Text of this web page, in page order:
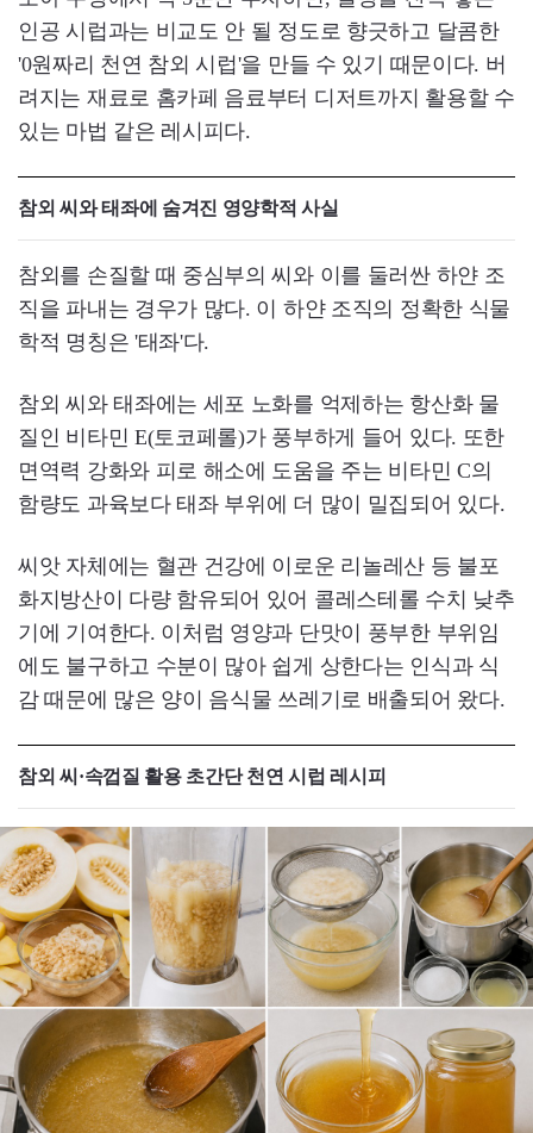
인공 시럽과는 비교도 안 될 정도로 향긋하고 달콤한
'0원짜리 천연 참외 시럽'을 만들 수 있기 때문이다. 버
려지는 재료로 홈카페 음료부터 디저트까지 활용할 수
있는 마법 같은 레시피다.
참외 씨와 태좌에 숨겨진 영양학적 사실
참외를 손질할 때 중심부의 씨와 이를 둘러싼 하얀 조
직을 파내는 경우가 많다. 이 하얀 조직의 정확한 식물
학적 명칭은 '태좌'다.
참외 씨와 태좌에는 세포 노화를 억제하는 항산화 물
질인 비타민 E(토코페롤)가 풍부하게 들어 있다. 또한
면역력 강화와 피로 해소에 도움을 주는 비타민 C의
함량도 과육보다 태좌 부위에 더 많이 밀집되어 있다.
씨앗 자체에는 혈관 건강에 이로운 리놀레산 등 불포
화지방산이 다량 함유되어 있어 콜레스테롤 수치 낮추
기에 기여한다. 이처럼 영양과 단맛이 풍부한 부위임
에도 불구하고 수분이 많아 쉽게 상한다는 인식과 식
감 때문에 많은 양이 음식물 쓰레기로 배출되어 왔다.
참외 씨·속껍질 활용 초간단 천연 시럽 레시피